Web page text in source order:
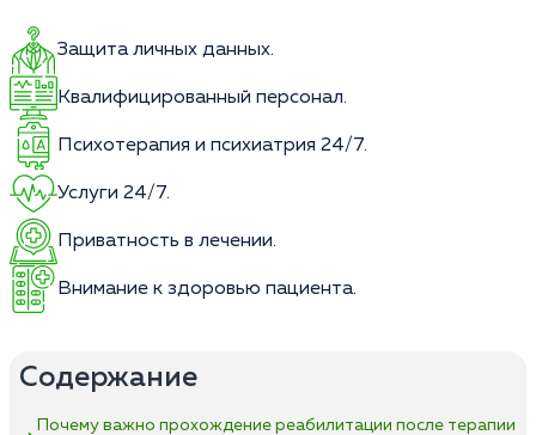
Защита личных данных.
Квалифицированный персонал.
Психотерапия и психиатрия 24/7.
Услуги 24/7.
Приватность в лечении.
Внимание к здоровью пациента.
Содержание
Почему важно прохождение реабилитации после терапии